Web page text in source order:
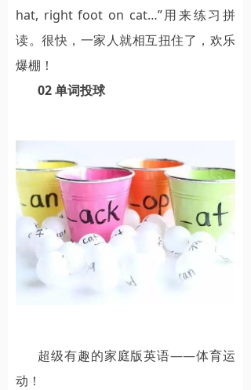
hat, right foot on cat…”用来练习拼
读。很快，一家人就相互扭住了，欢乐
爆棚！
02 单词投球
超级有趣的家庭版英语——体育运
动！